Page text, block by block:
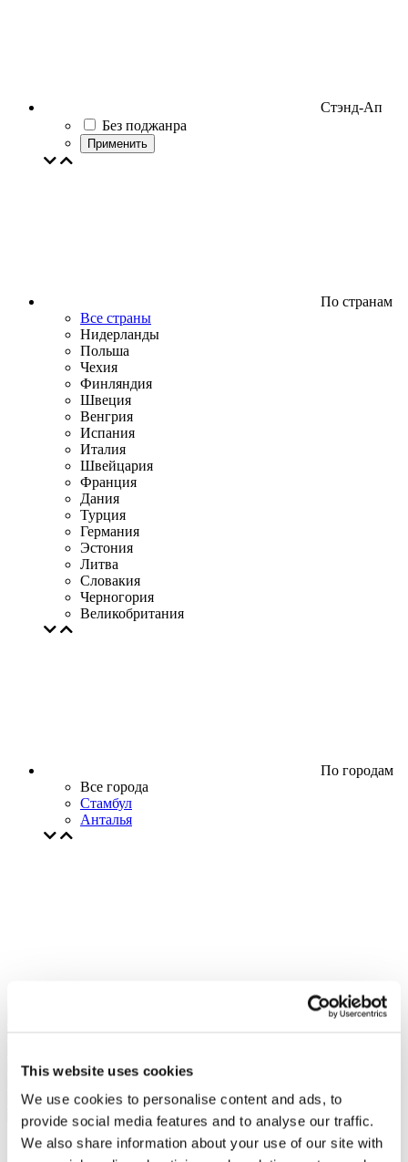
This website uses cookies
We use cookies to personalise content and ads, to
provide social media features and to analyse our traffic.
We also share information about your use of our site with
Стэнд-Ап
Без поджанра
Применить
По странам
Все страны
Нидерланды
Польша
Чехия
Финляндия
Швеция
Венгрия
Испания
Италия
Швейцария
Франция
Дания
Турция
Германия
Эстония
Литва
Словакия
Черногория
Великобритания
По городам
Все города
Стамбул
Анталья